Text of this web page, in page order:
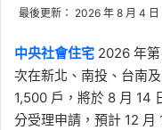
最後更新： 2026 年 8 月 4 日
中央社會住宅 2026 年
次在新北、南投、台南
1,500 戶，將於 8 月 14
分受理申請，預計 12